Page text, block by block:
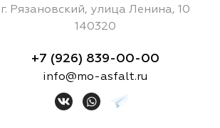
г. Рязановский, улица Ленина, 10
140320
+7 (926) 839-00-00
info@mo-asfalt.ru